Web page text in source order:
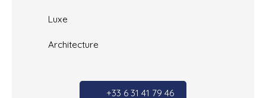
Luxe
Architecture
+33 6 31 41 79 46